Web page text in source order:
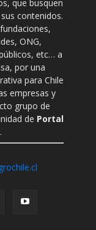
que busquen
contenidos.
ONG,
etc… a
por una
para Chile
empresas y
grupo de
de Portal
.